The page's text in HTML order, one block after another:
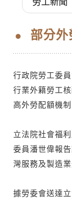
部分
行政院勞工委
行業外籍勞工
高外勞配額機制
立法院社會福
委員潘世偉報
灣服務及製造
據勞委會送達